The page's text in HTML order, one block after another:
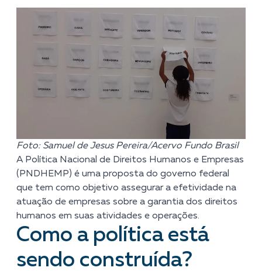
Foto: Samuel de Jesus Pereira/Acervo Fundo Brasil
A Política Nacional de Direitos Humanos e Empresas
(PNDHEMP) é uma proposta do governo federal
que tem como objetivo assegurar a efetividade na
atuação de empresas sobre a garantia dos direitos
humanos em suas atividades e operações.
Como a política está
sendo construída?